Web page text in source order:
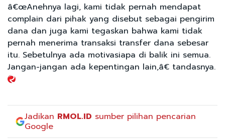
â€œAnehnya lagi, kami tidak pernah mendapat
complain dari pihak yang disebut sebagai pengirim
dana dan juga kami tegaskan bahwa kami tidak
pernah menerima transaksi transfer dana sebesar
itu. Sebetulnya ada motivasiapa di balik ini semua.
Jangan-jangan ada kepentingan lain,â€ tandasnya.
Jadikan RMOL.ID sumber pilihan pencarian
Google